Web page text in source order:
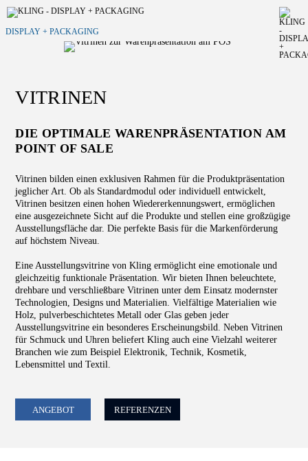
DISPLAY + PACKAGING
VITRINEN
DIE OPTIMALE WARENPRÄSENTATION AM
POINT OF SALE
Vitrinen bilden einen exklusiven Rahmen für die Produktpräsentation
jeglicher Art. Ob als Standardmodul oder individuell entwickelt,
Vitrinen besitzen einen hohen Wiedererkennungswert, ermöglichen
eine ausgezeichnete Sicht auf die Produkte und stellen eine großzügige
Ausstellungsfläche dar. Die perfekte Basis für die Markenförderung
auf höchstem Niveau.
Eine Ausstellungsvitrine von Kling ermöglicht eine emotionale und
gleichzeitig funktionale Präsentation. Wir bieten Ihnen beleuchtete,
drehbare und verschließbare Vitrinen unter dem Einsatz modernster
Technologien, Designs und Materialien. Vielfältige Materialien wie
Holz, pulverbeschichtetes Metall oder Glas geben jeder
Ausstellungsvitrine ein besonderes Erscheinungsbild. Neben Vitrinen
für Schmuck und Uhren beliefert Kling auch eine Vielzahl weiterer
Branchen wie zum Beispiel Elektronik, Technik, Kosmetik,
Lebensmittel und Textil.
ANGEBOT REFERENZEN